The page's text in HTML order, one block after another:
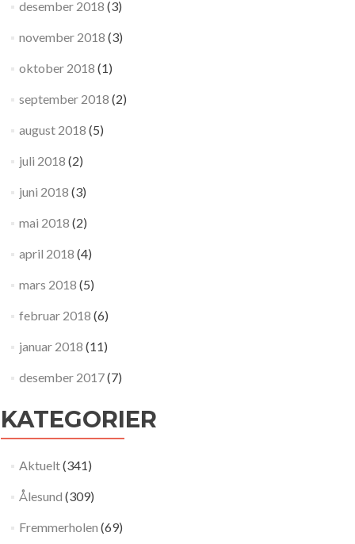
desember 2018 (3)
november 2018 (3)
oktober 2018 (1)
september 2018 (2)
august 2018 (5)
juli 2018 (2)
juni 2018 (3)
mai 2018 (2)
april 2018 (4)
mars 2018 (5)
februar 2018 (6)
januar 2018 (11)
desember 2017(7)
KATEGORIER
Aktuelt(341)
Ålesund (309)
Fremmerholen (69)